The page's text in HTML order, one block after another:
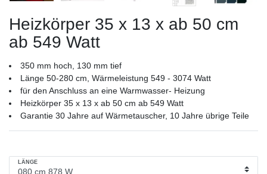
Heizkörper 35 x 13 x ab 50 cm
ab 549 Watt
350 mm hoch, 130 mm tief
Länge 50-280 cm, Wärmeleistung 549 - 3074 Watt
für den Anschluss an eine Warmwasser- Heizung
Heizkörper 35 x 13 x ab 50 cm ab 549 Watt
Garantie 30 Jahre auf Wärmetauscher, 10 Jahre übrige Teile
LÄNGE